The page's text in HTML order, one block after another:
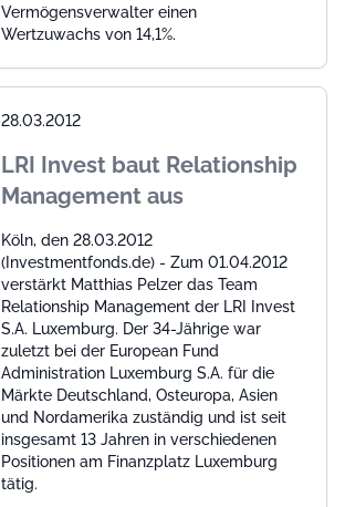
Vermögensverwalter einen
Wertzuwachs von 14,1%.
28.03.2012
LRI Invest baut Relationship
Management aus
Köln, den 28.03.2012
(Investmentfonds.de) - Zum 01.04.2012
verstärkt Matthias Pelzer das Team
Relationship Management der LRI Invest
S.A. Luxemburg. Der 34-Jährige war
zuletzt bei der European Fund
Administration Luxemburg S.A. für die
Märkte Deutschland, Osteuropa, Asien
und Nordamerika zuständig und ist seit
insgesamt 13 Jahren in verschiedenen
Positionen am Finanzplatz Luxemburg
tätig.